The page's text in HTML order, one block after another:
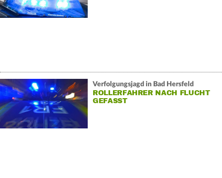
Verfolgungsjagd in Bad Hersfeld
ROLLERFAHRER NACH FLUCHT
GEFASST